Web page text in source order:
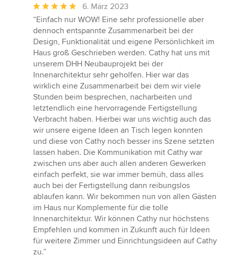
Durchschnittliche
Bewertung:
5
von
5
Sternen
6. März 2023
“Einfach nur WOW! Eine sehr professionelle aber
dennoch entspannte Zusammenarbeit bei der
Design, Funktionalität und eigene Persönlichkeit im
Haus groß Geschrieben werden. Cathy hat uns mit
unserem DHH Neubauprojekt bei der
Innenarchitektur sehr geholfen. Hier war das
wirklich eine Zusammenarbeit bei dem wir viele
Stunden beim besprechen, nacharbeiten und
letztendlich eine hervorragende Fertigstellung
Verbracht haben. Hierbei war uns wichtig auch das
wir unsere eigene Ideen an Tisch legen konnten
und diese von Cathy noch besser ins Szene setzten
lassen haben. Die Kommunikation mit Cathy war
zwischen uns aber auch allen anderen Gewerken
einfach perfekt, sie war immer bemüh, dass alles
auch bei der Fertigstellung dann reibungslos
ablaufen kann. Wir bekommen nun von allen Gästen
im Haus nur Komplemente für die tolle
Innenarchitektur. Wir können Cathy nur höchstens
Empfehlen und kommen in Zukunft auch für Ideen
für weitere Zimmer und Einrichtungsideen auf Cathy
zu.”